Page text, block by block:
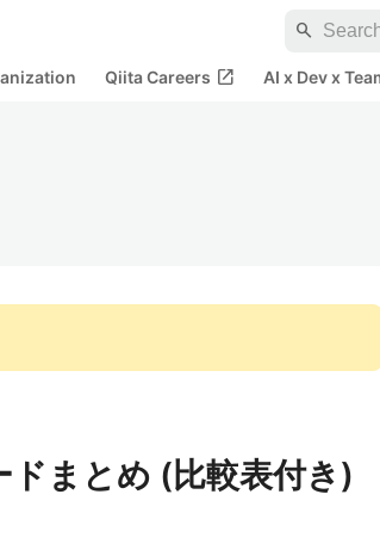
search
Qiita Careers open_in_new AI x Dev x
ドまとめ (比較表付き)